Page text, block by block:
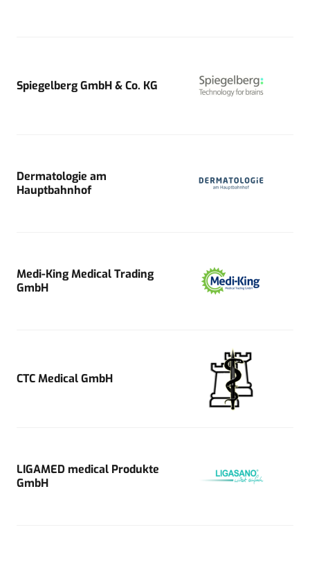
Spiegelberg GmbH & Co. KG
Dermatologie am
Hauptbahnhof
Medi-King Medical Trading
GmbH
CTC Medical GmbH
LIGAMED medical Produkte
GmbH